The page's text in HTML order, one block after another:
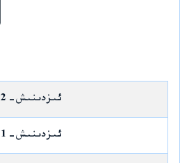
ئىزدىنىش-2022
ئىزدىنىش-2021